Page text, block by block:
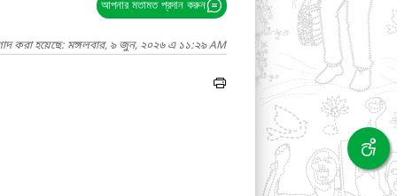
আপনার মতামত প্রদান করুন
করা হয়েছে: মঙ্গলবার, ৯ জুন, ২০২৬ এ ১১:২৯ AM